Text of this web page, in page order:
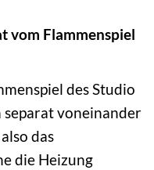
vom Flammenspiel
des Studio
voneinander
das
die Heizung